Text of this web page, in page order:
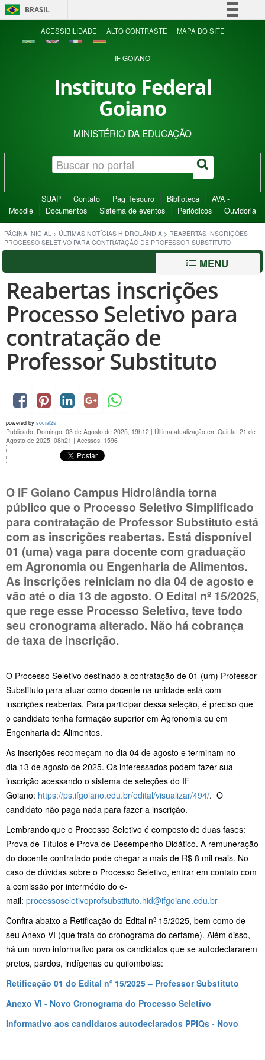
BRASIL
Simplifique!
Acesso à informação
ACESSIBILIDADE ALTO CONTRASTE MAPA DO SITE
IF GOIANO
Instituto Federal
Goiano
MINISTÉRIO DA EDUCAÇÃO
SUAP Contato Pag Tesouro Biblioteca
AVA -
Moodle
Documentos Sistema de eventos Periódicos Ouvidoria
PÁGINA INICIAL > ÚLTIMAS NOTÍCIAS HIDROLÂNDIA > REABERTAS INSCRIÇÕES
PROCESSO SELETIVO PARA CONTRATAÇÃO DE PROFESSOR SUBSTITUTO
MENU
Reabertas inscrições
Processo Seletivo para
contratação de
Professor Substituto
powered by social2s
Publicado: Domingo, 03 de Agosto de 2025, 19h12 | Última atualização em Quinta, 21 de
Agosto de 2025, 08h21 | Acessos: 1596
O IF Goiano Campus Hidrolândia torna
público que o Processo Seletivo Simplificado
para contratação de Professor Substituto está
com as inscrições reabertas. Está disponível
01 (uma) vaga para docente com graduação
em Agronomia ou Engenharia de Alimentos.
As inscrições reiniciam no dia 04 de agosto e
vão até o dia 13 de agosto. O Edital nº 15/2025,
que rege esse Processo Seletivo, teve todo
seu cronograma alterado. Não há cobrança
de taxa de inscrição.
O Processo Seletivo destinado à contratação de 01 (um) Professor
Substituto para atuar como docente na unidade está com
inscrições reabertas. Para participar dessa seleção, é preciso que
o candidato tenha formação superior em Agronomia ou em
Engenharia de Alimentos.
As inscrições recomeçam no dia 04 de agosto e terminam no
dia 13 de agosto de 2025. Os interessados podem fazer sua
inscrição acessando o sistema de seleções do IF
Goiano: https://ps.ifgoiano.edu.br/edital/visualizar/494/. O
candidato não paga nada para fazer a inscrição.
Lembrando que o Processo Seletivo é composto de duas fases:
Prova de Títulos e Prova de Desempenho Didático. A remuneração
do docente contratado pode chegar a mais de R$ 8 mil reais. No
caso de dúvidas sobre o Processo Seletivo, entrar em contato com
a comissão por intermédio do e-
mail: processoseletivoprofsubstituto.hid@ifgoiano.edu.br
Confira abaixo a Retificação do Edital nº 15/2025, bem como de
seu Anexo VI (que trata do cronograma do certame). Além disso,
há um novo informativo para os candidatos que se autodeclararem
pretos, pardos, indígenas ou quilombolas:
Retificação 01 do Edital nº 15/2025 – Professor Substituto
Anexo VI - Novo Cronograma do Processo Seletivo
Informativo aos candidatos autodeclarados PPIQs - Novo